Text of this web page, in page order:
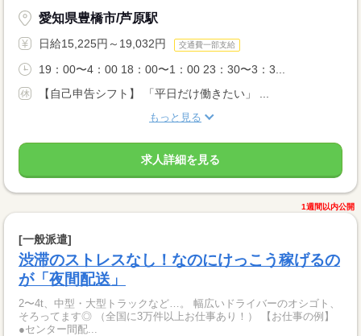
愛知県豊橋市/芦原駅
日給15,225円～19,032円 交通費一部支給
19：00〜4：00 18：00〜1：00 23：30〜3：3...
【自己申告シフト】 「平日だけ働きたい」 ...
もっと見る
求人詳細を見る
1週間以内公開
[一般派遣]
渋滞のストレスなし！なのにけっこう稼げるの
が「夜間配送」
2〜4t、中型・大型トラックなど…。 幅広いドライバーのオシゴト、
そろってます◎ （全国に3万件以上お仕事あり！） 【お仕事の例】
●センター間配...